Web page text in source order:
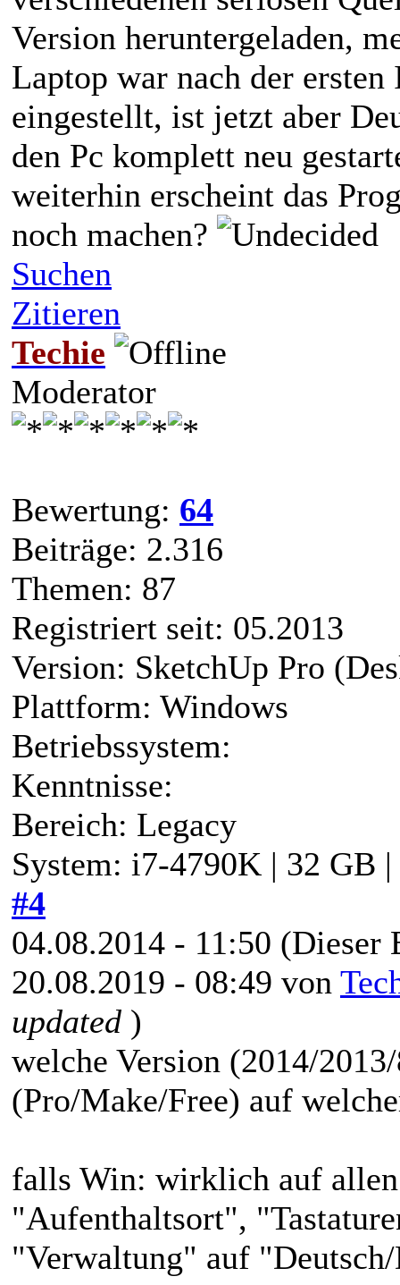
Version heruntergeladen,
Laptop war nach der
eingestellt, ist jetzt aber
den Pc komplett neu
weiterhin erscheint das
noch machen?
Suchen
Zitieren
Techie
Moderator
Bewertung: 64
Beiträge: 2.316
Themen: 87
Registriert seit: 05.2013
Version: SketchUp Pro
Plattform: Windows
Betriebssystem:
Kenntnisse:
Bereich: Legacy
System: i7-4790K | 32 GB
#4
04.08.2014 - 11:50 (Dieser
20.08.2019 - 08:49 von
updated )
welche Version (2014/
(Pro/Make/Free) auf
falls Win: wirklich auf
"Aufenthaltsort",
"Verwaltung" auf